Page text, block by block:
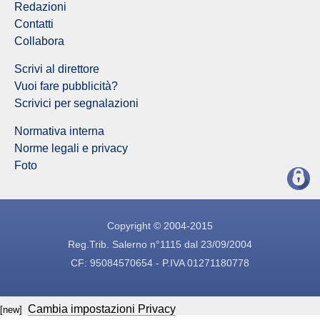
Redazioni
Contatti
Collabora
Scrivi al direttore
Vuoi fare pubblicità?
Scrivici per segnalazioni
Normativa interna
Norme legali e privacy
Foto
Copyright © 2004-2015
Reg.Trib. Salerno n°1115 dal 23/09/2004
CF: 95084570654 - P.IVA 01271180778
[new] Cambia impostazioni Privacy